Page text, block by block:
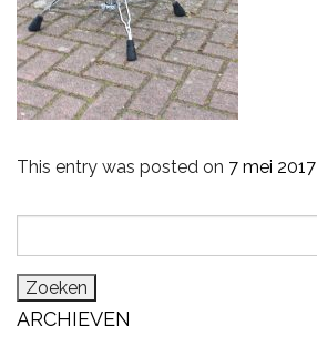
CYMBALS
ONLINE SALE
This entry was posted on 7 mei 2017
ARCHIEVEN